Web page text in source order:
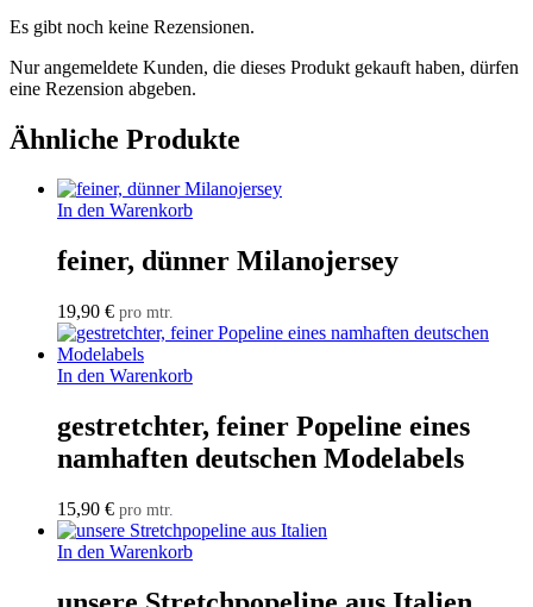
Es gibt noch keine Rezensionen.
Nur angemeldete Kunden, die dieses Produkt gekauft haben, dürfen
eine Rezension abgeben.
Ähnliche Produkte
In den Warenkorb
feiner, dünner Milanojersey
19,90 € pro mtr.
In den Warenkorb
gestretchter, feiner Popeline eines
namhaften deutschen Modelabels
15,90 € pro mtr.
In den Warenkorb